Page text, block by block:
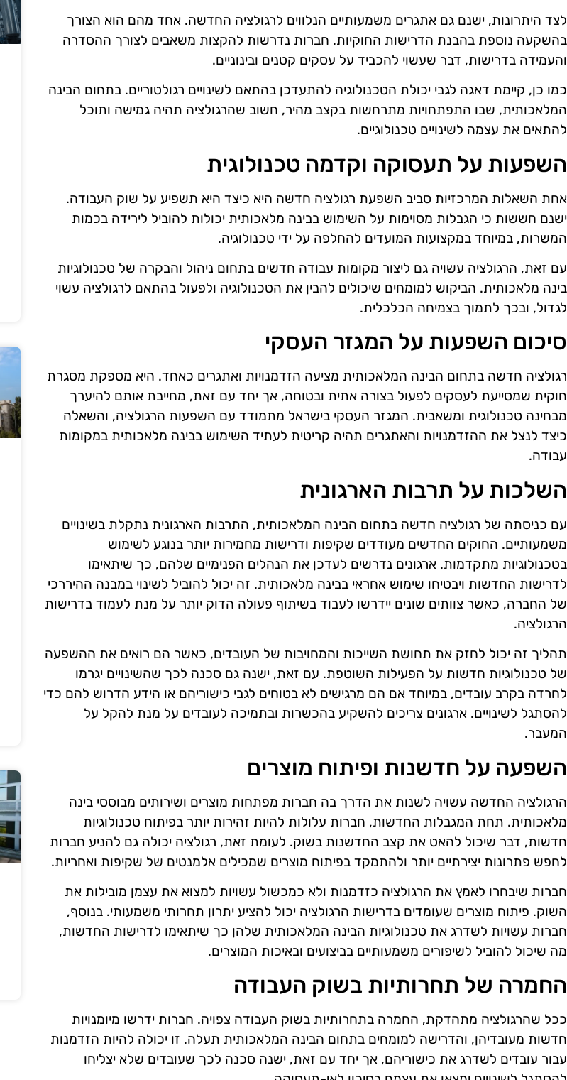
לצד היתרונות, ישנם גם אתגרים משמעותיים הנלווים לרגולציה החדשה. אחד מהם הוא הצורך
בהשקעה נוספת בהבנת הדרישות החוקיות. חברות נדרשות להקצות משאבים לצורך ההסדרה
והעמידה בדרישות, דבר שעשוי להכביד על עסקים קטנים ובינוניים.
כמו כן, קיימת דאגה לגבי יכולת הטכנולוגיה להתעדכן בהתאם לשינויים רגולטוריים. בתחום הבינה
המלאכותית, שבו התפתחויות מתרחשות בקצב מהיר, חשוב שהרגולציה תהיה גמישה ותוכל
להתאים את עצמה לשינויים טכנולוגיים.
השפעות על תעסוקה וקדמה טכנולוגית
אחת השאלות המרכזיות סביב השפעת רגולציה חדשה היא כיצד היא תשפיע על שוק העבודה.
ישנם חששות כי הגבלות מסוימות על השימוש בבינה מלאכותית יכולות להוביל לירידה בכמות
המשרות, במיוחד במקצועות המועדים להחלפה על ידי טכנולוגיה.
עם זאת, הרגולציה עשויה גם ליצור מקומות עבודה חדשים בתחום ניהול והבקרה של טכנולוגיות
בינה מלאכותית. הביקוש למומחים שיכולים להבין את הטכנולוגיה ולפעול בהתאם לרגולציה עשוי
לגדול, ובכך לתמוך בצמיחה הכלכלית.
סיכום השפעות על המגזר העסקי
רגולציה חדשה בתחום הבינה המלאכותית מציעה הזדמנויות ואתגרים כאחד. היא מספקת מסגרת
חוקית שמסייעת לעסקים לפעול בצורה אתית ובטוחה, אך יחד עם זאת, מחייבת אותם להיערך
מבחינה טכנולוגית ומשאבית. המגזר העסקי בישראל מתמודד עם השפעות הרגולציה, והשאלה
כיצד לנצל את ההזדמנויות והאתגרים תהיה קריטית לעתיד השימוש בבינה מלאכותית במקומות
עבודה.
השלכות על תרבות הארגונית
עם כניסתה של רגולציה חדשה בתחום הבינה המלאכותית, התרבות הארגונית נתקלת בשינויים
משמעותיים. החוקים החדשים מעודדים שקיפות ודרישות מחמירות יותר בנוגע לשימוש
בטכנולוגיות מתקדמות. ארגונים נדרשים לעדכן את הנהלים הפנימיים שלהם, כך שיתאימו
לדרישות החדשות ויבטיחו שימוש אחראי בבינה מלאכותית. זה יכול להוביל לשינוי במבנה ההיררכי
של החברה, כאשר צוותים שונים יידרשו לעבוד בשיתוף פעולה הדוק יותר על מנת לעמוד בדרישות
הרגולציה.
תהליך זה יכול לחזק את תחושת השייכות והמחויבות של העובדים, כאשר הם רואים את ההשפעה
של טכנולוגיות חדשות על הפעילות השוטפת. עם זאת, ישנה גם סכנה לכך שהשינויים יגרמו
לחרדה בקרב עובדים, במיוחד אם הם מרגישים לא בטוחים לגבי כישוריהם או הידע הדרוש להם כדי
להסתגל לשינויים. ארגונים צריכים להשקיע בהכשרות ובתמיכה לעובדים על מנת להקל על
המעבר.
השפעה על חדשנות ופיתוח מוצרים
הרגולציה החדשה עשויה לשנות את הדרך בה חברות מפתחות מוצרים ושירותים מבוססי בינה
מלאכותית. תחת המגבלות החדשות, חברות עלולות להיות זהירות יותר בפיתוח טכנולוגיות
חדשות, דבר שיכול להאט את קצב החדשנות בשוק. לעומת זאת, רגולציה יכולה גם להניע חברות
לחפש פתרונות יצירתיים יותר ולהתמקד בפיתוח מוצרים שמכילים אלמנטים של שקיפות ואחריות.
חברות שיבחרו לאמץ את הרגולציה כזדמנות ולא כמכשול עשויות למצוא את עצמן מובילות את
השוק. פיתוח מוצרים שעומדים בדרישות הרגולציה יכול להציע יתרון תחרותי משמעותי. בנוסף,
חברות עשויות לשדרג את טכנולוגיות הבינה המלאכותית שלהן כך שיתאימו לדרישות החדשות,
מה שיכול להוביל לשיפורים משמעותיים בביצועים ובאיכות המוצרים.
החמרה של תחרותיות בשוק העבודה
ככל שהרגולציה מתהדקת, החמרה בתחרותיות בשוק העבודה צפויה. חברות ידרשו מיומנויות
חדשות מעובדיהן, והדרישה למומחים בתחום הבינה המלאכותית תעלה. זו יכולה להיות הזדמנות
עבור עובדים לשדרג את כישוריהם, אך יחד עם זאת, ישנה סכנה לכך שעובדים שלא יצליחו